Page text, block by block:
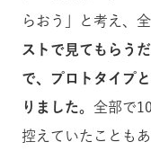
らおう」と考え、
ストで見てもらう
で、プロトタイプ
りました。 全部で
控えていたことも